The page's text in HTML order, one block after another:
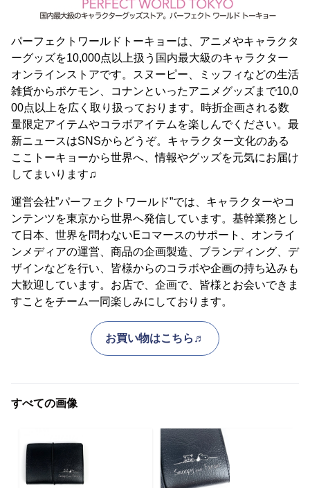
パーフェクトワールドトーキョーは、アニメやキャラクタ
ーグッズを10,000点以上扱う国内最大級のキャラクター
オンラインストアです。スヌーピー、ミッフィなどの生活
雑貨からポケモン、コナンといったアニメグッズまで10,0
00点以上を広く取り扱っております。時折企画される数
量限定アイテムやコラボアイテムを楽しんでください。最
新ニュースはSNSからどうぞ。キャラクター文化のある
ここトーキョーから世界へ、情報やグッズを元気にお届け
してまいります♫
運営会社”パーフェクトワールド”では、キャラクターやコ
ンテンツを東京から世界へ発信しています。基幹業務とし
て日本、世界を問わないEコマースのサポート、オンライ
ンメディアの運営、商品の企画製造、ブランディング、デ
ザインなどを行い、皆様からのコラボや企画の持ち込みも
大歓迎しています。お店で、企画で、皆様とお会いできま
すことをチーム一同楽しみにしております。
お買い物はこちら♬
すべての画像